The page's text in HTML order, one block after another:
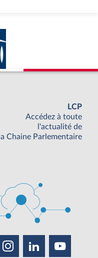
LCP
Accédez à toute
l'actualité de
la Chaine Parlementaire